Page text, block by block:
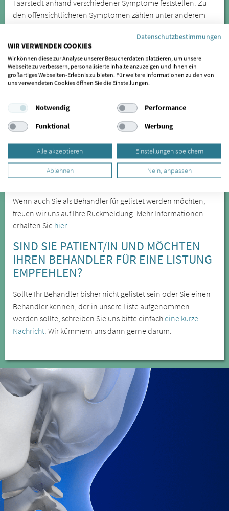
Taarstedt anhand verschiedener Symptome feststellen. Zu
den offensichtlicheren Symptomen zählen unter anderem
behandeln lassen können. Besonders das nächtliche
Zähneknirschen führt zu Verspannungen und zu Zahnabrieb.
Eine weitere Folge des Zähneknirschens können freiliegende
Zahnhälse sein.
Kiefergelenkbeschwerden, sie können sich jedoch auch auf
weiter entfernte Körperregionen auswirken. Lassen Sie sich
daher bei wiederkehrenden oder anhaltenden Symptomen
von einem Spezialisten für CMD untersuchen.
SIND SIE BEHANDLER/IN UND
MÖCHTEN GELISTET WERDEN?
Wenn auch Sie als Behandler für gelistet werden möchten,
freuen wir uns auf Ihre Rückmeldung. Mehr Informationen
erhalten Sie hier.
SIND SIE PATIENT/IN UND MÖCHTEN
IHREN BEHANDLER FÜR EINE LISTUNG
EMPFEHLEN?
Sollte Ihr Behandler bisher nicht gelistet sein oder Sie einen
Behandler kennen, der in unsere Liste aufgenommen
werden sollte, schreiben Sie uns bitte einfacheine kurze
Nachricht. Wir kümmern uns dann gerne darum.
Datenschutzbestimmungen
WIR VERWENDEN COOKIES
Wir können diese zur Analyse unserer Besucherdaten platzieren, um unsere
Webseite zu verbessern, personalisierte Inhalte anzuzeigen und Ihnen ein
großartiges Webseiten-Erlebnis zu bieten. Für weitere Informationen zu den von
uns verwendeten Cookies öffnen Sie die Einstellungen.
Notwendig
Performance
Funktional
Werbung
Alle akzeptieren Einstellungen speichern
Ablehnen Nein, anpassen